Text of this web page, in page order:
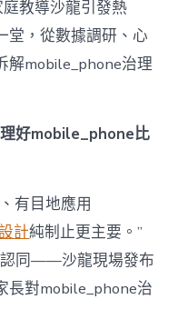
意
空
間
設
成
為
東
西”，
而
非
“家
庭
教導沙龍引發熱
堂，從數據調研、心
解mobile_phone治理
好mobile_phone比
有目地應用
計純制止更主要。”
認同——沙龍現場發布
長對mobile_phone治